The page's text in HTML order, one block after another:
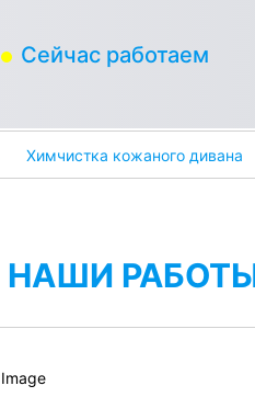
Сейчас работаем
Химчистка кожаного дивана
НАШИ